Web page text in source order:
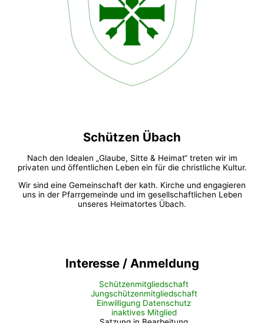
Schützen Übach
Nach den Idealen „Glaube, Sitte & Heimat“ treten wir im
privaten und öffentlichen Leben ein für die christliche Kultur.
Wir sind eine Gemeinschaft der kath. Kirche und engagieren
uns in der Pfarrgemeinde und im gesellschaftlichen Leben
unseres Heimatortes Übach.
Interesse / Anmeldung
Schützenmitgliedschaft
Jungschützenmitgliedschaft
Einwilligung Datenschutz
inaktives Mitglied